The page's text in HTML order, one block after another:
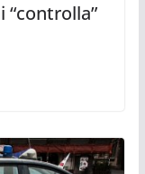
“controlla”